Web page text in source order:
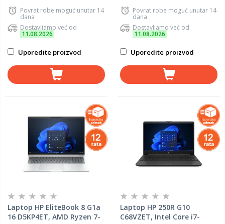
Povrat robe moguć unutar 14
dana
Dostavljamo već od
11.08.2026
Uporedite proizvod
Povrat robe moguć unutar 14
dana
Dostavljamo već od
11.08.2026
Uporedite proizvod
Laptop HP EliteBook 8 G1a
16 D5KP4ET, AMD Ryzen 7-
Laptop HP 250R G10
C68VZET, Intel Core i7-